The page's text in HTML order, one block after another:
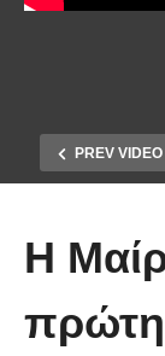
PREV VIDEO
Η
πρώτη